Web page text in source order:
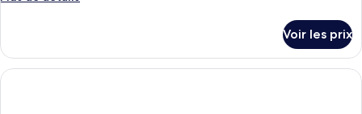
le
type
de
Voir les prix